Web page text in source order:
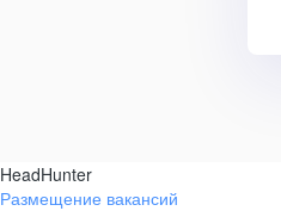
HeadHunter
Размещение вакансий